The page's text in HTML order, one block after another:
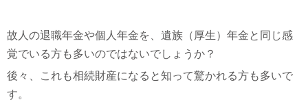
故人の退職年金や個人年金を、遺族（厚生）年金と同じ感
覚でいる方も多いのではないでしょうか？
後々、これも相続財産になると知って驚かれる方も多いで
す。